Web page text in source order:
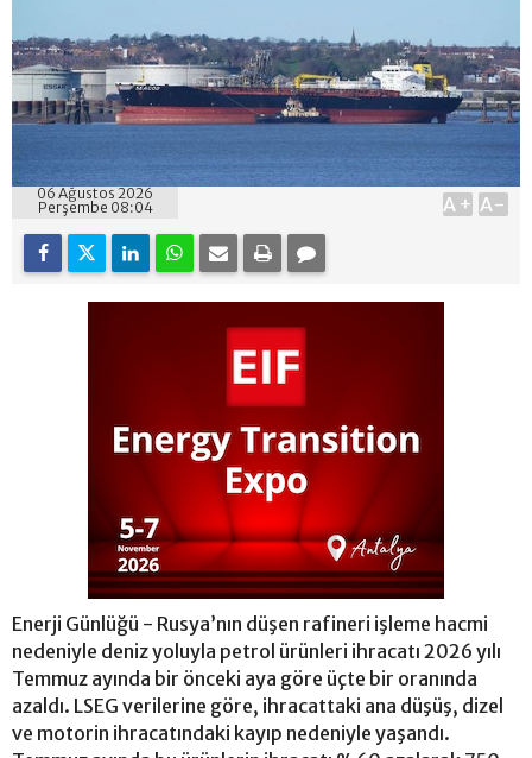
06 Ağustos 2026
Perşembe 08:04
A+ A-
Enerji Günlüğü - Rusya’nın düşen rafineri işleme hacmi
nedeniyle deniz yoluyla petrol ürünleri ihracatı 2026 yılı
Temmuz ayında bir önceki aya göre üçte bir oranında
azaldı. LSEG verilerine göre, ihracattaki ana düşüş, dizel
ve motorin ihracatındaki kayıp nedeniyle yaşandı.